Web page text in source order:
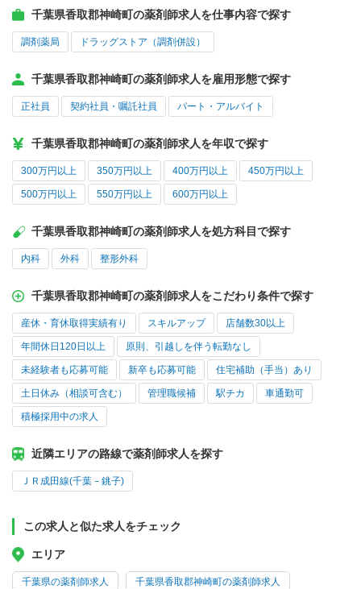
千葉県香取郡神崎町の薬剤師求人を仕事内容で探す
調剤薬局 ドラッグストア（調剤併設）
千葉県香取郡神崎町の薬剤師求人を雇用形態で探す
正社員 契約社員・嘱託社員 パート・アルバイト
千葉県香取郡神崎町の薬剤師求人を年収で探す
300万円以上 350万円以上 400万円以上 450万円以上
500万円以上 550万円以上 600万円以上
千葉県香取郡神崎町の薬剤師求人を処方科目で探す
内科 外科 整形外科
千葉県香取郡神崎町の薬剤師求人をこだわり条件で探す
産休・育休取得実績有り スキルアップ 店舗数30以上
年間休日120日以上 原則、引越しを伴う転勤なし
未経験者も応募可能 新卒も応募可能 住宅補助（手当）あり
土日休み（相談可含む） 管理職候補 駅チカ 車通勤可
積極採用中の求人
近隣エリアの路線で薬剤師求人を探す
ＪＲ成田線(千葉－銚子)
この求人と似た求人をチェック
エリア
千葉県の薬剤師求人 千葉県香取郡神崎町の薬剤師求人